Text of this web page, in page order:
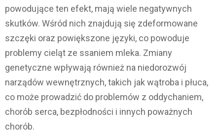
powodujące ten efekt, mają wiele negatywnych
skutków. Wśród nich znajdują się zdeformowane
szczęki oraz powiększone języki, co powoduje
problemy cieląt ze ssaniem mleka. Zmiany
genetyczne wpływają również na niedorozwój
narządów wewnętrznych, takich jak wątroba i płuca,
co może prowadzić do problemów z oddychaniem,
chorób serca, bezpłodności i innych poważnych
chorób.